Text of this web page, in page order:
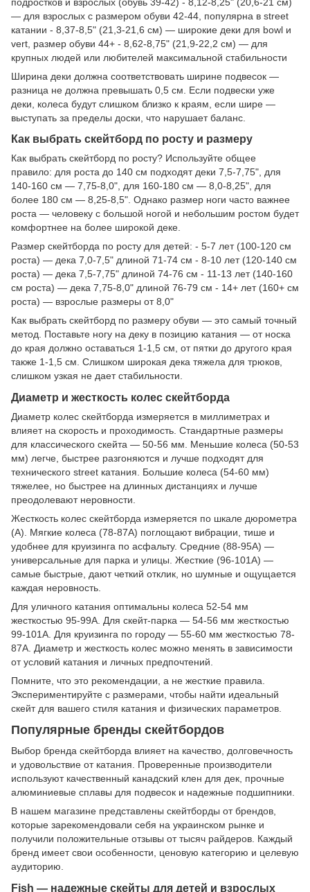
— для взрослых с размером обуви 42-44, популярна в street
катании - 8,37-8,5" (21,3-21,6 см) — широкие деки для bowl и
vert, размер обуви 44+ - 8,62-8,75" (21,9-22,2 см) — для
крупных людей или любителей максимальной стабильности
Ширина деки должна соответствовать ширине подвесок —
разница не должна превышать 0,5 см. Если подвески уже
деки, колеса будут слишком близко к краям, если шире —
выступать за пределы доски, что нарушает баланс.
Как выбрать скейтборд по росту и размеру
Как выбрать скейтборд по росту? Используйте общее
правило: для роста до 140 см подходят деки 7,5-7,75", для
140-160 см — 7,75-8,0", для 160-180 см — 8,0-8,25", для
более 180 см — 8,25-8,5". Однако размер ноги часто важнее
роста — человеку с большой ногой и небольшим ростом будет
комфортнее на более широкой деке.
Размер скейтборда по росту для детей: - 5-7 лет (100-120 см
роста) — дека 7,0-7,5" длиной 71-74 см - 8-10 лет (120-140 см
роста) — дека 7,5-7,75" длиной 74-76 см - 11-13 лет (140-160
см роста) — дека 7,75-8,0" длиной 76-79 см - 14+ лет (160+ см
роста) — взрослые размеры от 8,0"
Как выбрать скейтборд по размеру обуви — это самый точный
метод. Поставьте ногу на деку в позицию катания — от носка
до края должно оставаться 1-1,5 см, от пятки до другого края
также 1-1,5 см. Слишком широкая дека тяжела для трюков,
слишком узкая не дает стабильности.
Диаметр и жесткость колес скейтборда
Диаметр колес скейтборда измеряется в миллиметрах и
влияет на скорость и проходимость. Стандартные размеры
для классического скейта — 50-56 мм. Меньшие колеса (50-53
мм) легче, быстрее разгоняются и лучше подходят для
технического street катания. Большие колеса (54-60 мм)
тяжелее, но быстрее на длинных дистанциях и лучше
преодолевают неровности.
Жесткость колес скейтборда измеряется по шкале дюрометра
(A). Мягкие колеса (78-87A) поглощают вибрации, тише и
удобнее для круизинга по асфальту. Средние (88-95A) —
универсальные для парка и улицы. Жесткие (96-101A) —
самые быстрые, дают четкий отклик, но шумные и ощущается
каждая неровность.
Для уличного катания оптимальны колеса 52-54 мм
жесткостью 95-99A. Для скейт-парка — 54-56 мм жесткостью
99-101A. Для круизинга по городу — 55-60 мм жесткостью 78-
87A. Диаметр и жесткость колес можно менять в зависимости
от условий катания и личных предпочтений.
Помните, что это рекомендации, а не жесткие правила.
Экспериментируйте с размерами, чтобы найти идеальный
скейт для вашего стиля катания и физических параметров.
Популярные бренды скейтбордов
Выбор бренда скейтборда влияет на качество, долговечность
и удовольствие от катания. Проверенные производители
используют качественный канадский клен для дек, прочные
алюминиевые сплавы для подвесок и надежные подшипники.
В нашем магазине представлены скейтборды от брендов,
которые зарекомендовали себя на украинском рынке и
получили положительные отзывы от тысяч райдеров. Каждый
бренд имеет свои особенности, ценовую категорию и целевую
аудиторию.
Fish — надежные скейты для детей и взрослых